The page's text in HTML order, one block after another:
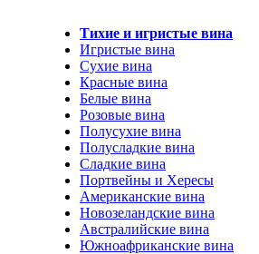
Тихие и игристые вина
Игристые вина
Сухие вина
Красные вина
Белые вина
Розовые вина
Полусухие вина
Полусладкие вина
Сладкие вина
Портвейны и Хересы
Американские вина
Новозеландские вина
Австралийские вина
Южноафриканские вина